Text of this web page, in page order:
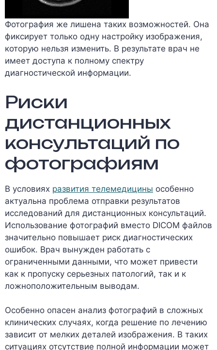
Фотография же лишена таких возможностей. Она
фиксирует только одну настройку изображения,
которую нельзя изменить. В результате врач не
имеет доступа к полному спектру
диагностической информации.
Риски
дистанционных
консультаций по
фотографиям
В условиях развития телемедицины особенно
актуальна проблема отправки результатов
исследований для дистанционных консультаций.
Использование фотографий вместо DICOM файлов
значительно повышает риск диагностических
ошибок. Врач вынужден работать с
ограниченными данными, что может привести
как к пропуску серьезных патологий, так и к
ложноположительным выводам.
Особенно опасен анализ фотографий в сложных
клинических случаях, когда решение по лечению
зависит от мелких деталей изображения. В таких
ситуациях отсутствие полной информации может